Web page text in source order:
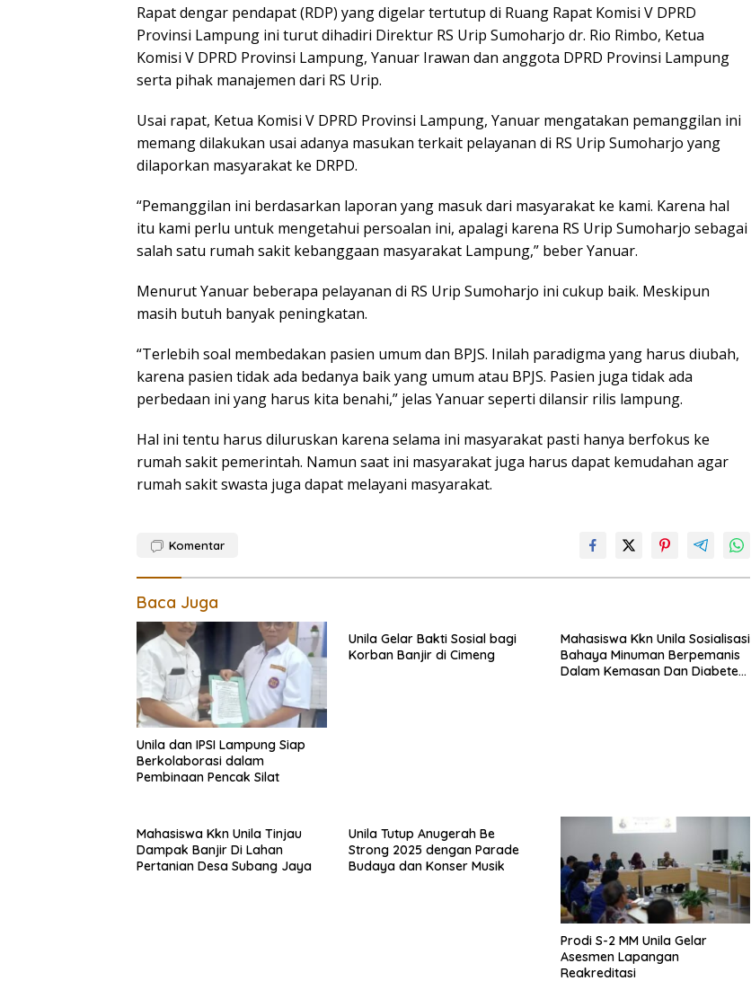
Rapat dengar pendapat (RDP) yang digelar tertutup di Ruang Rapat Komisi V DPRD
Provinsi Lampung ini turut dihadiri Direktur RS Urip Sumoharjo dr. Rio Rimbo, Ketua
Komisi V DPRD Provinsi Lampung, Yanuar Irawan dan anggota DPRD Provinsi Lampung
serta pihak manajemen dari RS Urip.
Usai rapat, Ketua Komisi V DPRD Provinsi Lampung, Yanuar mengatakan pemanggilan ini
memang dilakukan usai adanya masukan terkait pelayanan di RS Urip Sumoharjo yang
dilaporkan masyarakat ke DRPD.
“Pemanggilan ini berdasarkan laporan yang masuk dari masyarakat ke kami. Karena hal
itu kami perlu untuk mengetahui persoalan ini, apalagi karena RS Urip Sumoharjo sebagai
salah satu rumah sakit kebanggaan masyarakat Lampung,” beber Yanuar.
Menurut Yanuar beberapa pelayanan di RS Urip Sumoharjo ini cukup baik. Meskipun
masih butuh banyak peningkatan.
“Terlebih soal membedakan pasien umum dan BPJS. Inilah paradigma yang harus diubah,
karena pasien tidak ada bedanya baik yang umum atau BPJS. Pasien juga tidak ada
perbedaan ini yang harus kita benahi,” jelas Yanuar seperti dilansir rilis lampung.
Hal ini tentu harus diluruskan karena selama ini masyarakat pasti hanya berfokus ke
rumah sakit pemerintah. Namun saat ini masyarakat juga harus dapat kemudahan agar
rumah sakit swasta juga dapat melayani masyarakat.
Komentar
Baca Juga
Unila dan IPSI Lampung Siap
Berkolaborasi dalam
Pembinaan Pencak Silat
Unila Gelar Bakti Sosial bagi
Korban Banjir di Cimeng
Mahasiswa Kkn Unila Sosialisasi
Bahaya Minuman Berpemanis
Dalam Kemasan Dan Diabetes
Mahasiswa Kkn Unila Tinjau
Dampak Banjir Di Lahan
Pertanian Desa Subang Jaya
Unila Tutup Anugerah Be
Strong 2025 dengan Parade
Budaya dan Konser Musik
Prodi S-2 MM Unila Gelar
Asesmen Lapangan
Reakreditasi